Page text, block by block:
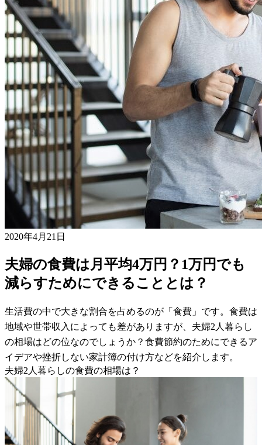
2020年4月21日
夫婦の食費は月平均4万円？1万円でも
減らすためにできることとは？
生活費の中で大きな割合を占めるのが「食費」です。食費は
地域や世帯収入によっても差がありますが、夫婦2人暮らし
の相場はどの位なのでしょうか？食費節約のためにできるア
イデアや挫折しない家計簿の付け方などを紹介します。
夫婦2人暮らしの食費の相場は？